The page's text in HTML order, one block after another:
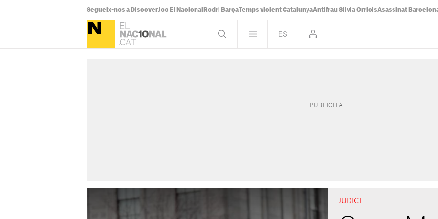
Segueix-nos a DiscoverJoc El Nacional Rodri BarçaTemps violent CatalunyaAntifrau Sílvia OrriolsAsassinat
JUDICI